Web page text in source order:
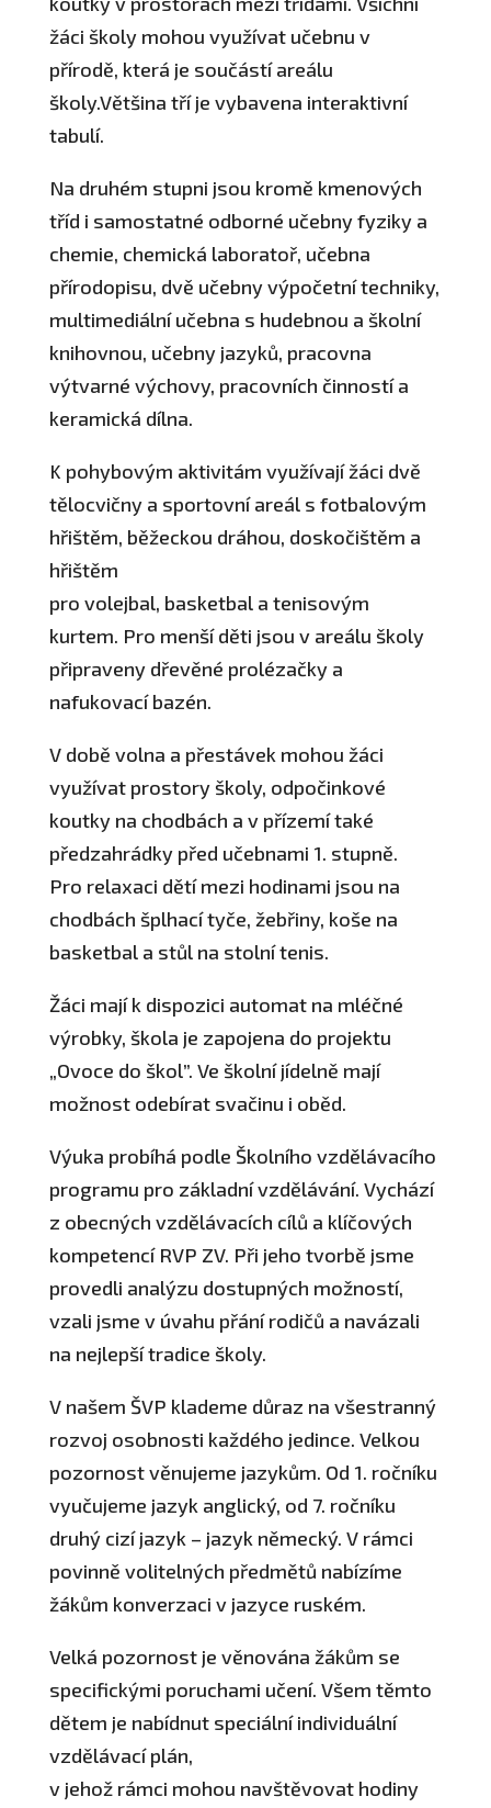
žáci školy mohou využívat učebnu v
přírodě, která je součástí areálu
školy.Většina tří je vybavena interaktivní
tabulí.
Na druhém stupni jsou kromě kmenových
tříd i samostatné odborné učebny fyziky a
chemie, chemická laboratoř, učebna
přírodopisu, dvě učebny výpočetní techniky,
multimediální učebna s hudebnou a školní
knihovnou, učebny jazyků, pracovna
výtvarné výchovy, pracovních činností a
keramická dílna.
K pohybovým aktivitám využívají žáci dvě
tělocvičny a sportovní areál s fotbalovým
hřištěm, běžeckou dráhou, doskočištěm a
hřištěm
pro volejbal, basketbal a tenisovým
kurtem. Pro menší děti jsou v areálu školy
připraveny dřevěné prolézačky a
nafukovací bazén.
V době volna a přestávek mohou žáci
využívat prostory školy, odpočinkové
koutky na chodbách a v přízemí také
předzahrádky před učebnami 1. stupně.
Pro relaxaci dětí mezi hodinami jsou na
chodbách šplhací tyče, žebřiny, koše na
basketbal a stůl na stolní tenis.
Žáci mají k dispozici automat na mléčné
výrobky, škola je zapojena do projektu
„Ovoce do škol”. Ve školní jídelně mají
možnost odebírat svačinu i oběd.
Výuka probíhá podle Školního vzdělávacího
programu pro základní vzdělávání. Vychází
z obecných vzdělávacích cílů a klíčových
kompetencí RVP ZV. Při jeho tvorbě jsme
provedli analýzu dostupných možností,
vzali jsme v úvahu přání rodičů a navázali
na nejlepší tradice školy.
V našem ŠVP klademe důraz na všestranný
rozvoj osobnosti každého jedince. Velkou
pozornost věnujeme jazykům. Od 1. ročníku
vyučujeme jazyk anglický, od 7. ročníku
druhý cizí jazyk – jazyk německý. V rámci
povinně volitelných předmětů nabízíme
žákům konverzaci v jazyce ruském.
Velká pozornost je věnována žákům se
specifickými poruchami učení. Všem těmto
dětem je nabídnut speciální individuální
vzdělávací plán,
v jehož rámci mohou navštěvovat hodiny